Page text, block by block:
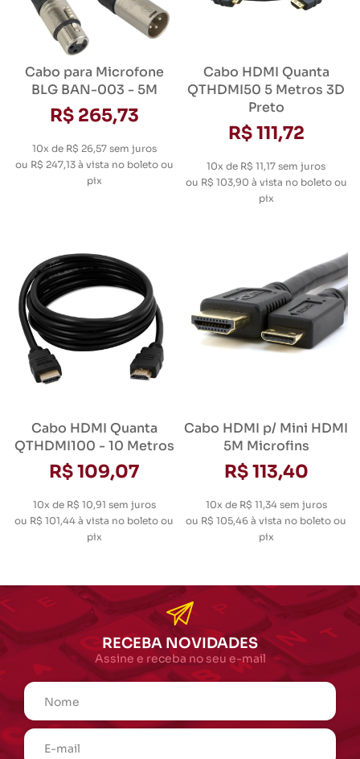
Cabo para Microfone
BLG BAN-003 - 5M
R$ 265,73
10x de R$ 26,57 sem juros
ou R$ 247,13à vista no boleto ou
pix
Cabo HDMI Quanta
QTHDMI50 5 Metros 3D
Preto
R$ 111,72
10x de R$ 11,17 sem juros
ou R$ 103,90 à vista no boleto ou
pix
Cabo HDMI Quanta
QTHDMI100 - 10 Metros
R$ 109,07
10x de R$ 10,91 sem juros
ou R$ 101,44 à vista no boleto ou
pix
Cabo HDMI p/ Mini HDMI
5M Microfins
R$ 113,40
10x de R$ 11,34 sem juros
ou R$ 105,46 à vista no boleto ou
pix
RECEBA NOVIDADES
Assine e receba no seu e-mail